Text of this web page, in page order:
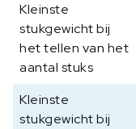
6
0
0
-
3
a
a
Kleinste
stukgewicht bij
het tellen van het
aantal stuks
Kleinste
stukgewicht bij